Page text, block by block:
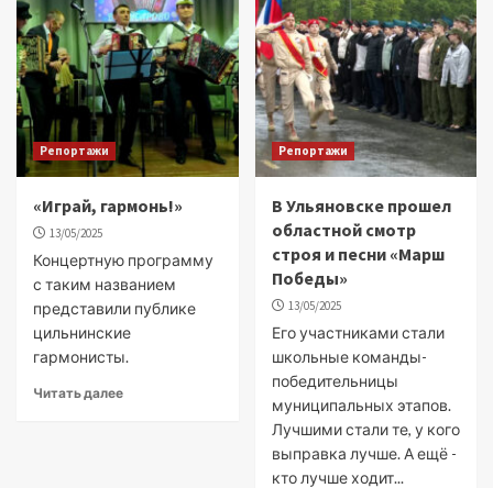
Репортажи
«Играй, гармонь!»
13/05/2025
Концертную программу
с таким названием
представили публике
цильнинские
гармонисты.
Читать далее
Репортажи
В Ульяновске прошел
областной смотр
строя и песни «Марш
Победы»
13/05/2025
Его участниками стали
школьные команды-
победительницы
муниципальных этапов.
Лучшими стали те, у кого
выправка лучше. А ещё -
кто лучше ходит...